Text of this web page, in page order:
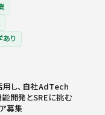
あり
し、自社AdTech
開発とSREに挑む
募集